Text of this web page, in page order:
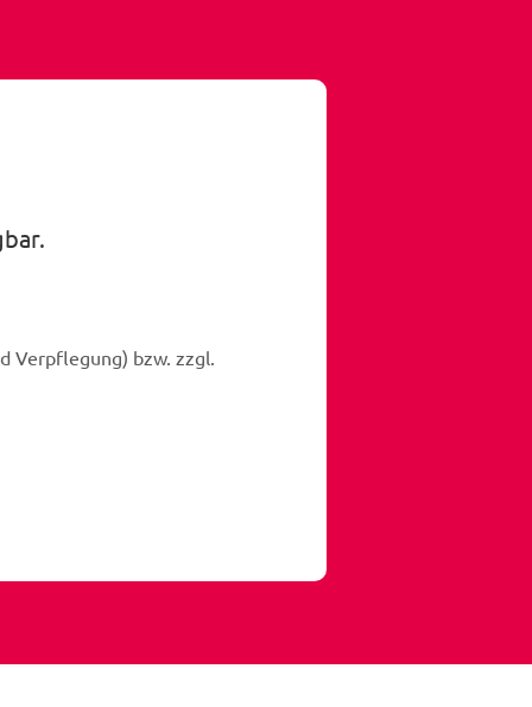
Verpflegung) bzw. zzgl.